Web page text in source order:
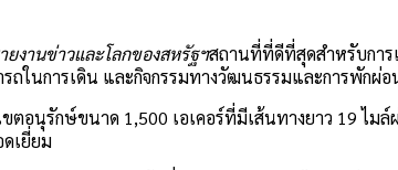
ยงานข่าวและโลกของสหรัฐฯสถานที่ที่ดีที่สุดสำหรับการ
ในการเดิน และกิจกรรมทางวัฒนธรรมและการพักผ่
ขตอนุรักษ์ขนาด 1,500 เอเคอร์ที่มีเส้นทางยาว 19 ไ
เยี่ยม